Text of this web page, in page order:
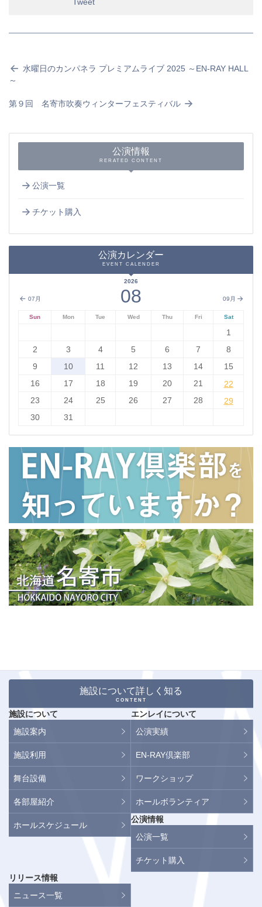
水曜日のカンパネラ プレミアムライブ 2025 ～EN-RAY HALL
～
第９回 名寄市吹奏ウィンターフェスティバル
公演情報
RERATED CONTENT
公演一覧
チケット購入
公演カレンダー
EVENT CALENDER
07月 09月
2026
08
Sun Mon Tue Wed Thu Fri Sat
1
2
3 4 5 6 7
8
9
10 11 12 13 14
15
16
17 18 19 20 21 22
22
23
24 25 26 27 28 29
29
30
31
施設について詳しく知る
CONTENT
施設について
施設案内
施設利用
舞台設備
各部屋紹介
ホールスケジュール
エンレイについて
公演実績
EN-RAY倶楽部
ワークショップ
ホールボランティア
公演情報
公演一覧
チケット購入
リリース情報
ニュース一覧